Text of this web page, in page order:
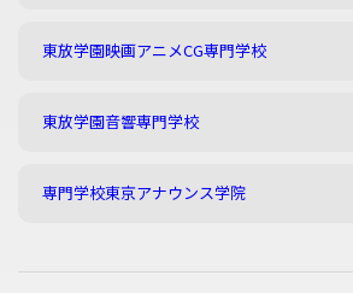
東放学園映画アニメCG専門学校
東放学園音響専門学校
専門学校東京アナウンス学院